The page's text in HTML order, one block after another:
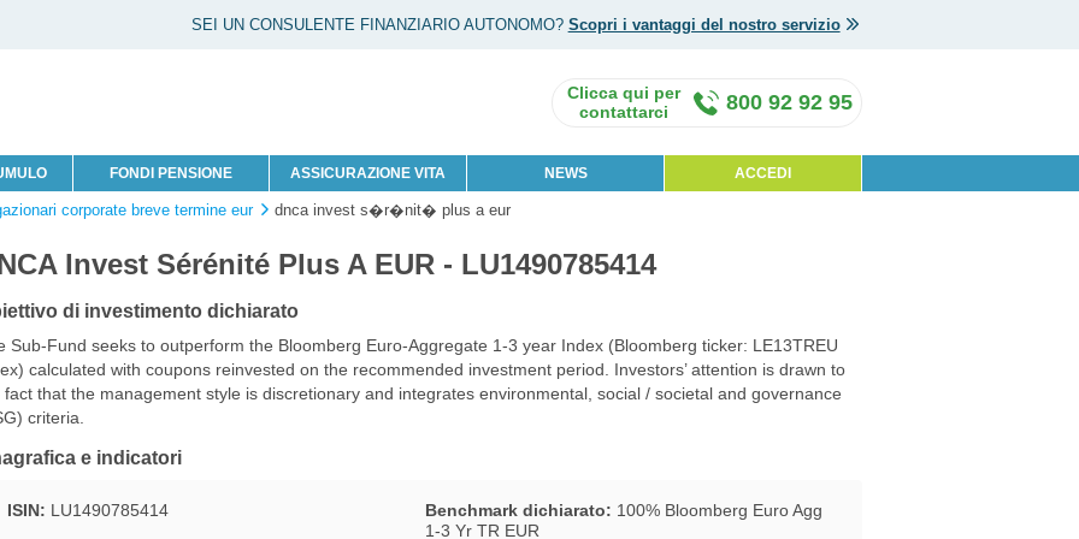
SEI UN CONSULENTE FINANZIARIO AUTONOMO? Scopri i vantaggi del nostro servizio
FONDI PENSIONE ASSICURAZIONE VITA NEWS ACCEDI
800 92 92 95
corporate breve termine eur dnca invest s�r�nit� plus a eur
Invest Sérénité Plus A EUR - LU1490785414
di investimento dichiarato
Sub-Fund seeks to outperform the Bloomberg Euro-Aggregate 1-3 year Index (Bloomberg ticker: LE13TREU
calculated with coupons reinvested on the recommended investment period. Investors’ attention is drawn to
fact that the management style is discretionary and integrates environmental, social / societal and governance
criteria.
e indicatori
ISIN: LU1490785414 Benchmark dichiarato: 100% Bloomberg Euro Agg
1-3 Yr TR EUR